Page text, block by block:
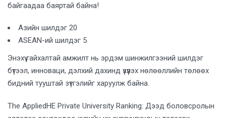
байгаадаа баяртай байна!
Азийн шилдэг 20
ASEAN-ий шилдэг 5
Энэхүү гайхалтай амжилт нь эрдэм шинжилгээний шилдэг
бүтээл, инноваци, дэлхий дахинд үзүүлэх нөлөөллийн төлөөх
бидний тууштай зүтгэлийг харуулж байна.
The AppliedHE Private University Ranking: Дээд боловсролын